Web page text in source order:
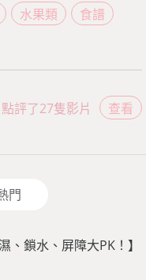
水果類
食譜
查看
點評了27隻影片
門